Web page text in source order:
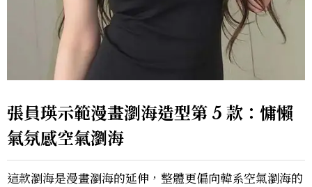
張員瑛示範漫畫瀏海造型第 5 款：慵懶
氣氛感空氣瀏海
這款瀏海是漫畫瀏海的延伸，整體更偏向韓系空氣瀏海的